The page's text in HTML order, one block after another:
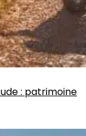
: patrimoine